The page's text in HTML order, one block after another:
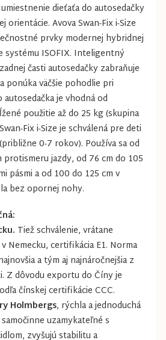
dieťaťa do autosedačky
orientácie. Avova Swan-Fix i-Size
prvky modernej hybridnej
systému ISOFIX. Inteligentný
časti autosedačky zabraňuje
ponúka väčšie pohodlie pri
je vhodná od
použitie až do 25 kg (skupina
Fix i-Size je schválená pre deti
0-7 rokov). Používa sa od
protismeru jazdy, od 76 cm do 105
pásmi a od 100 do 125 cm v
bez opornej nohy.
Tiež schválenie, vrátane
Nemecku, certifikácia E1. Norma
a tým aj najnáročnejšia z
Z dôvodu exportu do Číny je
čínskej certifikácie CCC.
Holmbergs, rýchla a jednoduchá
uzamykateľné s
zvyšujú stabilitu a